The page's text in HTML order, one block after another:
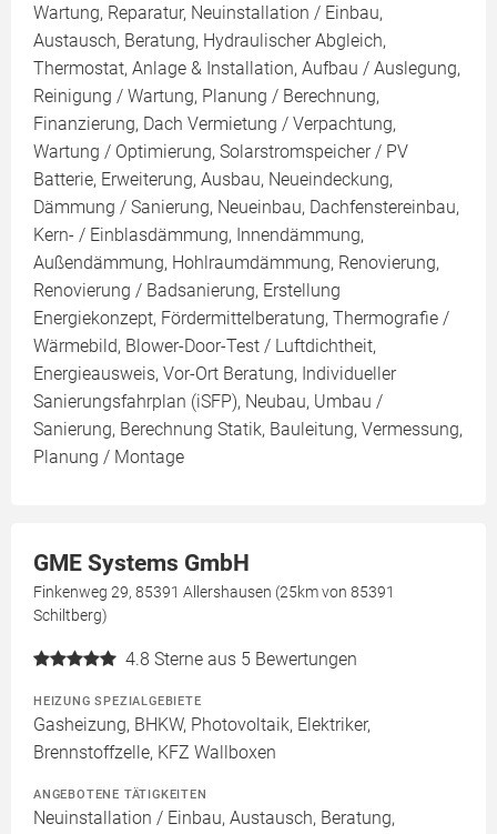
Wartung, Reparatur, Neuinstallation / Einbau,
Austausch, Beratung, Hydraulischer Abgleich,
Thermostat, Anlage & Installation, Aufbau / Auslegung,
Reinigung / Wartung, Planung / Berechnung,
Finanzierung, Dach Vermietung / Verpachtung,
Wartung / Optimierung, Solarstromspeicher / PV
Batterie, Erweiterung, Ausbau, Neueindeckung,
Dämmung / Sanierung, Neueinbau, Dachfenstereinbau,
Kern- / Einblasdämmung, Innendämmung,
Außendämmung, Hohlraumdämmung, Renovierung,
Renovierung / Badsanierung, Erstellung
Energiekonzept, Fördermittelberatung, Thermografie /
Wärmebild, Blower-Door-Test / Luftdichtheit,
Energieausweis, Vor-Ort Beratung, Individueller
Sanierungsfahrplan (iSFP), Neubau, Umbau /
Sanierung, Berechnung Statik, Bauleitung, Vermessung,
Planung / Montage
GME Systems GmbH
Finkenweg 29, 85391 Allershausen (25km von 85391
Schiltberg)
4.8 Sterne aus 5 Bewertungen
HEIZUNG SPEZIALGEBIETE
Gasheizung, BHKW, Photovoltaik, Elektriker,
Brennstoffzelle, KFZ Wallboxen
ANGEBOTENE TÄTIGKEITEN
Neuinstallation / Einbau, Austausch, Beratung,